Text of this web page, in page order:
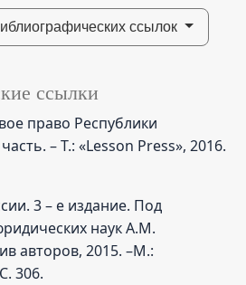
ссылок
ссылки
право Республики
– Т.: «Lesson Press», 2016.
3 – е издание. Под
наук А.М.
авторов, 2015. –М.:
306.